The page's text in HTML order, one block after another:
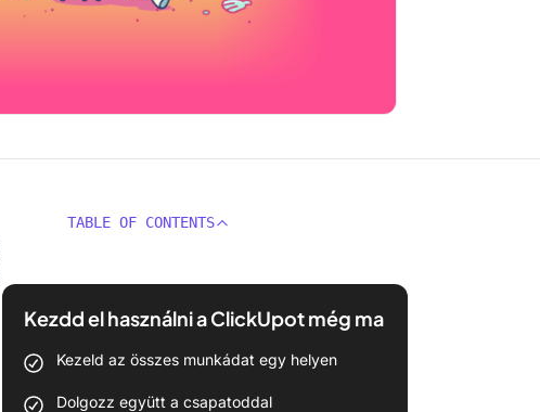
TABLE OF CONTENTS
Kezdd el használni a ClickUpot még ma
Kezeld az összes munkádat egy helyen
Dolgozz együtt a csapatoddal